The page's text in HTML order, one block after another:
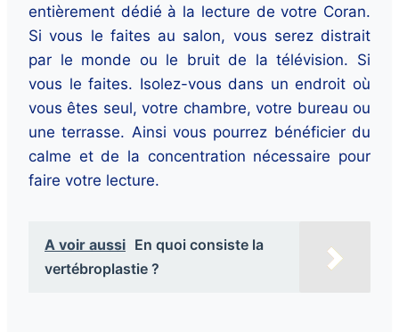
entièrement dédié à la lecture de votre Coran.
Si vous le faites au salon, vous serez distrait
par le monde ou le bruit de la télévision. Si
vous le faites. Isolez-vous dans un endroit où
vous êtes seul, votre chambre, votre bureau ou
une terrasse. Ainsi vous pourrez bénéficier du
calme et de la concentration nécessaire pour
faire votre lecture.
A voir aussi En quoi consiste la
vertébroplastie ?